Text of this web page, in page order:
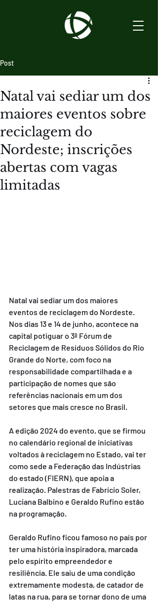
Post
Natal vai sediar um dos
maiores eventos sobre
reciclagem do
Nordeste; inscrições
abertas com vagas
limitadas
Natal vai sediar um dos maiores
eventos de reciclagem do Nordeste.
Nos dias 13 e 14 de junho, acontece na
capital potiguar o 3º Fórum de
Reciclagem de Resíduos Sólidos do Rio
Grande do Norte, com foco na
responsabilidade compartilhada e a
participação de nomes que são
referências nacionais em um dos
setores que mais cresce no Brasil.
A edição 2024 do evento, que se firmou
no calendário regional de iniciativas
voltados à reciclagem no Estado, vai ter
como sede a Federação das Indústrias
do estado (FIERN), que apoia a
realização. Palestras de Fabrício Soler,
Luciana Balbino e Geraldo Rufino estão
na programação.
Geraldo Rufino ficou famoso no país por
ter uma história inspiradora, marcada
pelo espírito empreendedor e
resiliência. Ele saiu de uma condição
extremamente modesta, de catador de
latas na rua, para se tornar dono de uma